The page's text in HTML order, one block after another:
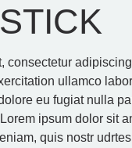
consectetur
ullamco
eu fugiat nulla
ipsum dolor sit
quis nostr